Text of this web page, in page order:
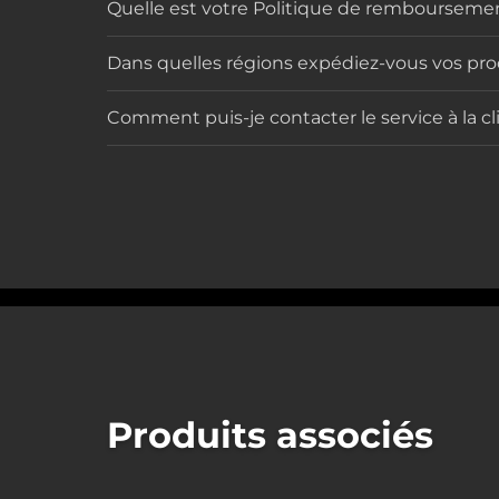
Quelle est votre Politique de
Dans quelles régions expédiez-vous vos
Comment puis-je contacter le service à la
Produits associés